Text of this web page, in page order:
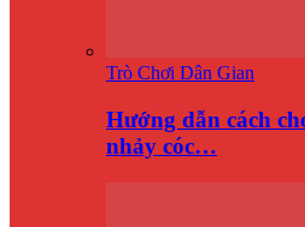
Trò Chơi Dân Gian
Hướng dẫn cách
nhảy cóc…